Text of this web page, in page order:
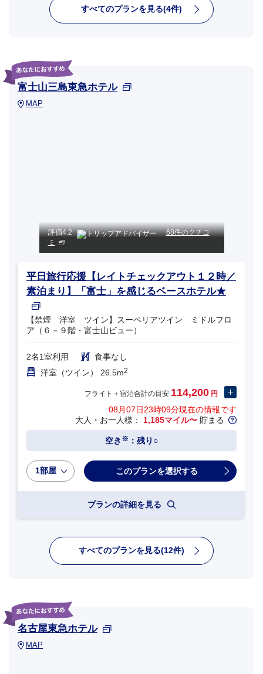
すべてのプランを見る(4件)
富士山三島東急ホテル
MAP
評価4.2
68件のクチコ
ミ
平日旅行応援【レイトチェックアウト１２時／
素泊まり】「富士」を感じるベースホテル★
【禁煙 洋室 ツイン】スーペリアツイン ミドルフロ
ア（６－９階・富士山ビュー）
2名1室利用
食事なし
洋室（ツイン） 26.5m2
フライト＋宿泊合計の目安 114,200 円
08月07日23時09分現在の情報です
大人・お一人様： 1,185マイル〜 貯まる
空き ※ ：残り○
1部屋
プランの詳細を見る
すべてのプランを見る(12件)
名古屋東急ホテル
MAP